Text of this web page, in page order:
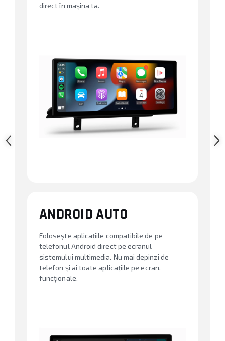
direct în mașina ta.
ANDROID AUTO
Folosește aplicațiile compatibile de pe
telefonul Android direct pe ecranul
sistemului multimedia. Nu mai depinzi de
telefon și ai toate aplicațiile pe ecran,
funcționale.